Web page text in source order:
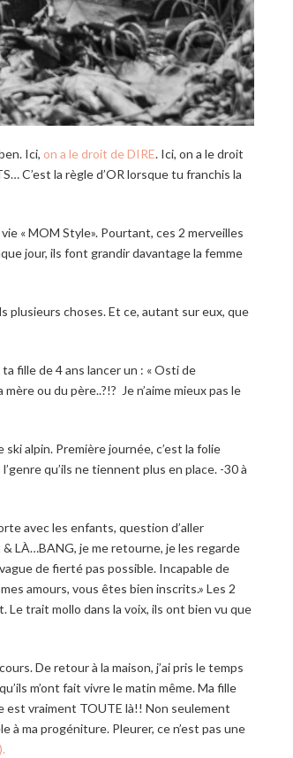
Ici, on a le droit de DIRE. Ici, on a le droit
C’est la règle d’OR lorsque tu franchis la
« MOM Style». Pourtant, ces 2 merveilles
jour, ils font grandir davantage la femme
plusieurs choses. Et ce, autant sur eux, que
fille de 4 ans lancer un : « Osti de
mère ou du père..?!? Je n’aime mieux pas le
alpin. Première journée, c’est la folie
qu’ils ne tiennent plus en place. -30 à
avec les enfants, question d’aller
LÀ…BANG, je me retourne, je les regarde
de fierté pas possible. Incapable de
amours, vous êtes bien inscrits.» Les 2
Le trait mollo dans la voix, ils ont bien vu que
De retour à la maison, j’ai pris le temps
m’ont fait vivre le matin même. Ma fille
est vraiment TOUTE là!! Non seulement
à ma progéniture. Pleurer, ce n’est pas une